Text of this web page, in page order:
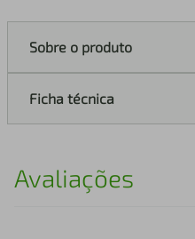
Sobre o produto
Ficha técnica
Avaliações